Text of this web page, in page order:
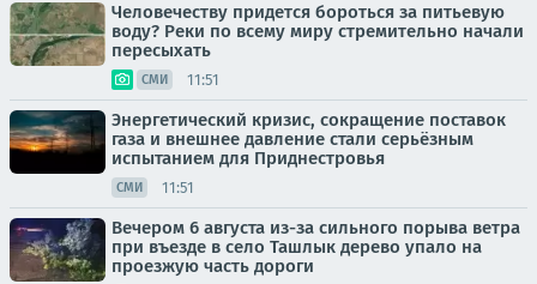
Человечеству придется бороться за питьевую
воду? Реки по всему миру стремительно начали
пересыхать
СМИ 11:51
Энергетический кризис, сокращение поставок
газа и внешнее давление стали серьёзным
испытанием для Приднестровья
СМИ 11:51
Вечером 6 августа из-за сильного порыва ветра
при въезде в село Ташлык дерево упало на
проезжую часть дороги